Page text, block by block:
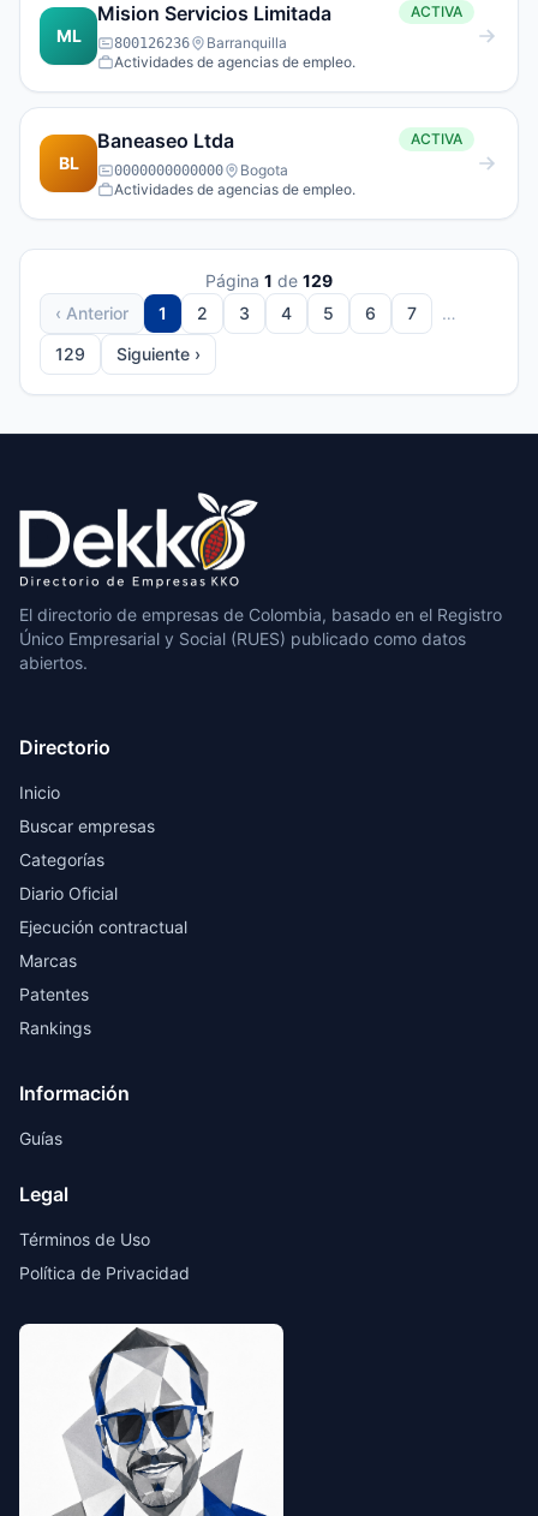
ML
Mision Servicios Limitada ACTIVA
800126236
Barranquilla
Actividades de agencias de empleo.
BL
Baneaseo Ltda ACTIVA
0000000000000
Bogota
Actividades de agencias de empleo.
Página 1 de 129
‹ Anterior
1 2 3 4 5 6 7
…
129
Siguiente ›
El directorio de empresas de Colombia, basado en el Registro
Único Empresarial y Social (RUES) publicado como datos
abiertos.
Directorio
Inicio
Buscar empresas
Categorías
Diario Oficial
Ejecución contractual
Marcas
Patentes
Rankings
Información
Guías
Legal
Términos de Uso
Política de Privacidad